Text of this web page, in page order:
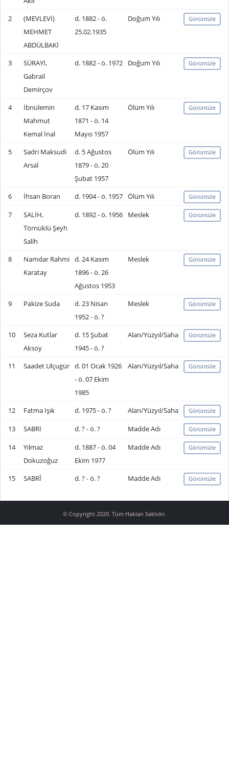
2
(MEVLEVİ)
MEHMET
ABDÜLBAKİ
d. 1882 - ö.
25.02.1935
Doğum Yılı Görüntüle
3
SÜRAYİ,
Gabrail
Demirçov
d. 1882 - ö. 1972 Doğum Yılı Görüntüle
4
İbnülemin
Mahmut
Kemal İnal
d. 17 Kasım
1871 - ö. 14
Mayıs 1957
Ölüm Yılı Görüntüle
5
Sadri Maksudi
Arsal
d. 5 Ağustos
1879 - ö. 20
Şubat 1957
Ölüm Yılı Görüntüle
6 İhsan Boran d. 1904 - ö. 1957 Ölüm Yılı Görüntüle
7
SALİH,
Törnüklü Şeyh
Salih
d. 1892 - ö. 1956 Meslek Görüntüle
8
Namdar Rahmi
Karatay
d. 24 Kasım
1896 - ö. 26
Ağustos 1953
Meslek Görüntüle
9 Pakize Suda
d. 23 Nisan
1952 - ö. ?
Meslek Görüntüle
10
Seza Kutlar
Aksoy
d. 15 Şubat
1945 - ö. ?
Alan/Yüzyıl/Saha Görüntüle
11 Saadet Ulçugür d. 01 Ocak 1926
- ö. 07 Ekim
1985
Alan/Yüzyıl/Saha Görüntüle
12 Fatma Işık d. 1975 - ö. ? Alan/Yüzyıl/Saha Görüntüle
13 SABRİ d. ? - ö. ? Madde Adı Görüntüle
14
Yılmaz
Dokuzoğuz
d. 1887 - ö. 04
Ekim 1977
Madde Adı Görüntüle
15 SABRÎ d. ? - ö. ? Madde Adı Görüntüle
© Copyright 2020. Tüm Hakları Saklıdır.